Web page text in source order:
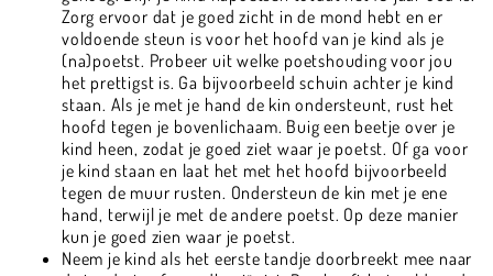
Zorg ervoor dat je goed zicht in de mond hebt en er
voldoende steun is voor het hoofd van je kind als je
(na)poetst. Probeer uit welke poetshouding voor jou
het prettigst is. Ga bijvoorbeeld schuin achter je kind
staan. Als je met je hand de kin ondersteunt, rust het
hoofd tegen je bovenlichaam. Buig een beetje over je
kind heen, zodat je goed ziet waar je poetst. Of ga voor
je kind staan en laat het met het hoofd bijvoorbeeld
tegen de muur rusten. Ondersteun de kin met je ene
hand, terwijl je met de andere poetst. Op deze manier
kun je goed zien waar je poetst.
Neem je kind als het eerste tandje doorbreekt mee naar